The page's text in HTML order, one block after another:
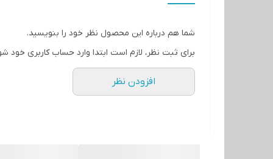
شما هم درباره این محصول نظر خود را بنویسید.
برای ثبت نظر، لازم است ابتدا وارد حساب کاربری خود
افزودن نظر